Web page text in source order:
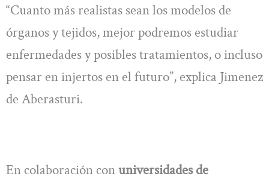
“Cuanto más realistas sean los modelos de
órganos y tejidos, mejor podremos estudiar
enfermedades y posibles tratamientos, o incluso
pensar en injertos en el futuro”, explica Jimenez
de Aberasturi.
En colaboración conuniversidades de